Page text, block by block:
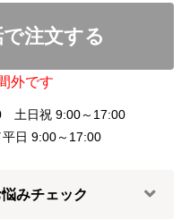
注文する
外です
土日祝 9:00～17:00
日 9:00～17:00
みチェック